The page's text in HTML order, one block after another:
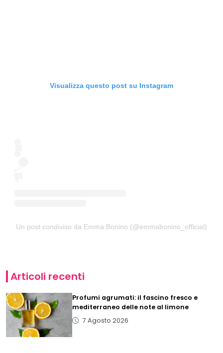
Visualizza questo post su Instagram
Un post condiviso da Emma Bonino (@emmabonino_official)
Articoli recenti
Profumi agrumati: il fascino fresco e
mediterraneo delle note al limone
7 Agosto 2026